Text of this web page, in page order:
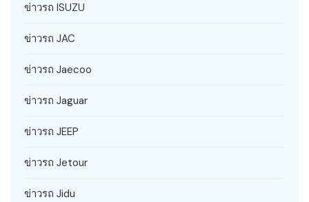
ข่าวรถ ISUZU
ข่าวรถ JAC
ข่าวรถ Jaecoo
ข่าวรถ Jaguar
ข่าวรถ JEEP
ข่าวรถ Jetour
ข่าวรถ Jidu